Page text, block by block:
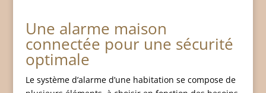
Une alarme maison
connectée pour une sécurité
optimale
Le système d’alarme d’une habitation se compose de